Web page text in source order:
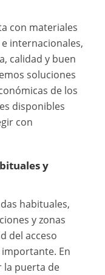
con materiales
internacionales,
calidad y buen
soluciones
de los
disponibles
con
y
habituales,
y zonas
del acceso
En
la puerta de